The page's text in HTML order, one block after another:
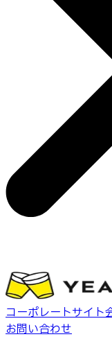
コーポレートサイト
お問い合わせ